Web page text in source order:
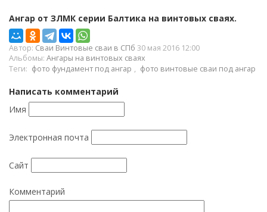
Ангар от ЗЛМК серии Балтика на винтовых сваях.
Автор: Сваи Винтовые сваи в СПб 30 мая 2016 12:00
Альбомы: Ангары на винтовых сваях
Теги: фото фундамент под ангар , фото винтовые сваи под ангар
Написать комментарий
Имя
Электронная почта
Сайт
Комментарий